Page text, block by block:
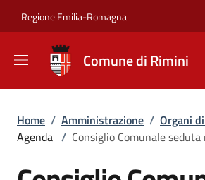
Regione Emilia-Romagna
Comune di Rimini
Briciole di pane
Home / Amministrazione / Organi
Agenda / Consiglio Comunale seduta